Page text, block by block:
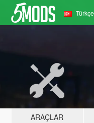
Türkçe
ARAÇLAR